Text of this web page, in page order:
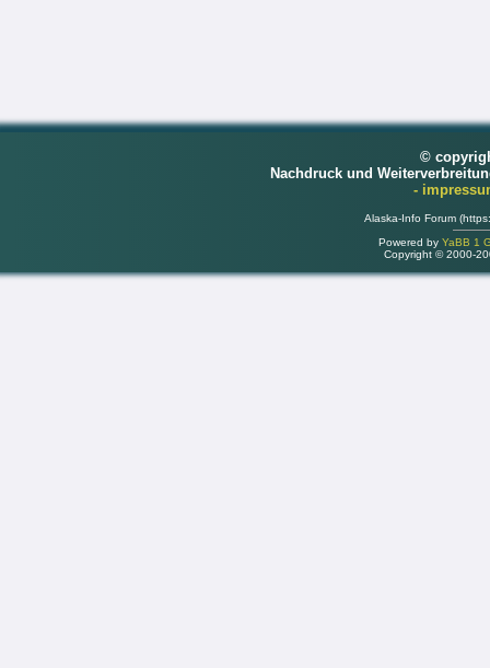
©
Nachdruck und
-
Alaska-Info Forum
Powered by YaBB 1
Copyright © 2000-